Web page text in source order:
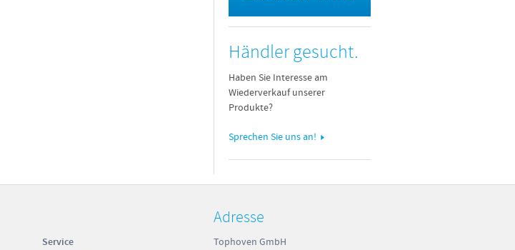
Händler gesucht.
Haben Sie Interesse am
Wiederverkauf unserer
Produkte?
Sprechen Sie uns an!
Service
Adresse
Tophoven GmbH